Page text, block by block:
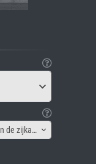
Canvas lijst - Afbeelding gespiegeld aan de zijkant